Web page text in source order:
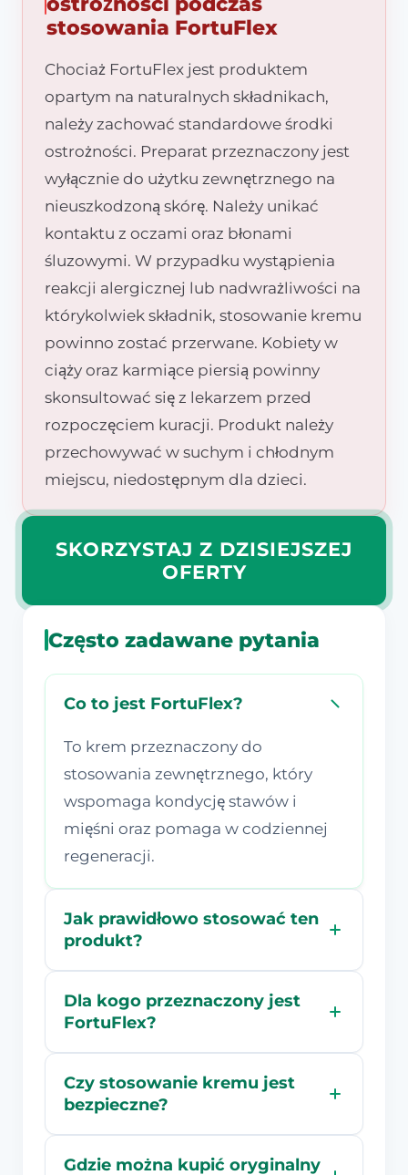
stosowania FortuFlex
Chociaż FortuFlex jest produktem
opartym na naturalnych składnikach,
należy zachować standardowe środki
ostrożności. Preparat przeznaczony jest
wyłącznie do użytku zewnętrznego na
nieuszkodzoną skórę. Należy unikać
kontaktu z oczami oraz błonami
śluzowymi. W przypadku wystąpienia
reakcji alergicznej lub nadwrażliwości na
którykolwiek składnik, stosowanie kremu
powinno zostać przerwane. Kobiety w
ciąży oraz karmiące piersią powinny
skonsultować się z lekarzem przed
rozpoczęciem kuracji. Produkt należy
przechowywać w suchym i chłodnym
miejscu, niedostępnym dla dzieci.
SKORZYSTAJ Z DZISIEJSZEJ
OFERTY
Często zadawane pytania
Co to jest FortuFlex?
To krem przeznaczony do
stosowania zewnętrznego, który
wspomaga kondycję stawów i
mięśni oraz pomaga w codziennej
regeneracji.
Jak prawidłowo stosować ten
produkt?
Dla kogo przeznaczony jest
FortuFlex?
Czy stosowanie kremu jest
bezpieczne?
Gdzie można kupić oryginalny